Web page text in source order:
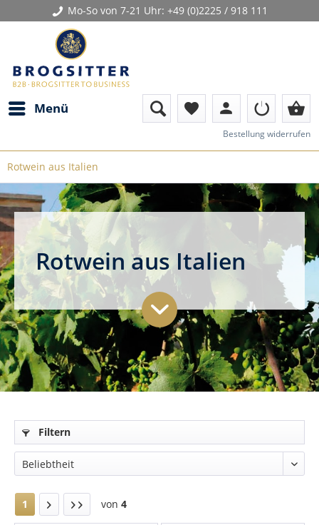
Mo-So von 7-21 Uhr: +49 (0)2225 / 918 111
Menü favorite person shopping_basket
Bestellung widerrufen
Rotwein aus Italien
Rotwein aus Italien
Filtern
1 von 4